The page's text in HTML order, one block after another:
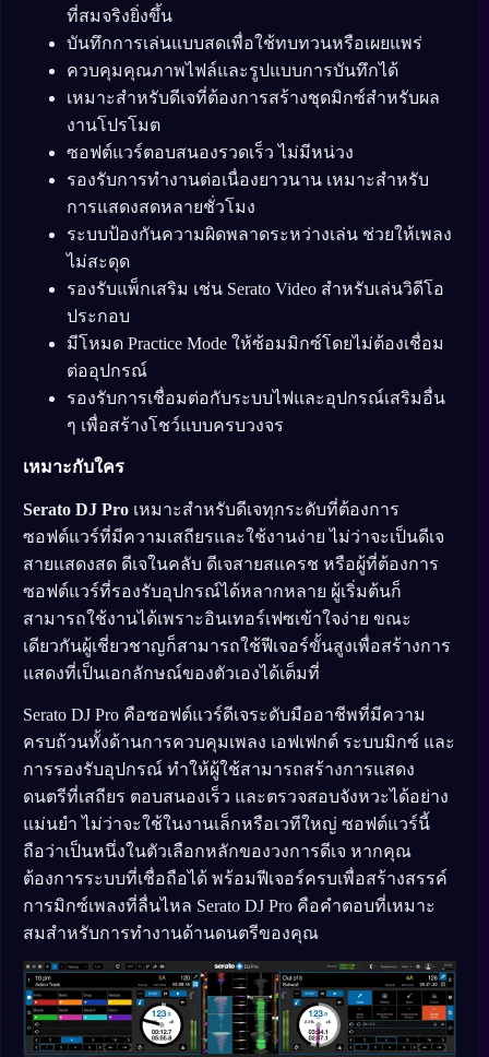
ที่สมจริงยิ่งขึ้น
บันทึกการเล่นแบบสดเพื่อใช้ทบทวนหรือเผยแพร่
ควบคุมคุณภาพไฟล์และรูปแบบการบันทึกได้
เหมาะสำหรับดีเจที่ต้องการสร้างชุดมิกซ์สำหรับผล
งานโปรโมต
ซอฟต์แวร์ตอบสนองรวดเร็ว ไม่มีหน่วง
รองรับการทำงานต่อเนื่องยาวนาน เหมาะสำหรับ
การแสดงสดหลายชั่วโมง
ระบบป้องกันความผิดพลาดระหว่างเล่น ช่วยให้เพลง
ไม่สะดุด
รองรับแพ็กเสริม เช่น Serato Video สำหรับเล่นวิดีโอ
ประกอบ
มีโหมด Practice Mode ให้ซ้อมมิกซ์โดยไม่ต้องเชื่อม
ต่ออุปกรณ์
รองรับการเชื่อมต่อกับระบบไฟและอุปกรณ์เสริมอื่น
ๆ เพื่อสร้างโชว์แบบครบวงจร
เหมาะกับใคร
Serato DJ Pro เหมาะสำหรับดีเจทุกระดับที่ต้องการ
ซอฟต์แวร์ที่มีความเสถียรและใช้งานง่าย ไม่ว่าจะเป็นดีเจ
สายแสดงสด ดีเจในคลับ ดีเจสายสแครช หรือผู้ที่ต้องการ
ซอฟต์แวร์ที่รองรับอุปกรณ์ได้หลากหลาย ผู้เริ่มต้นก็
สามารถใช้งานได้เพราะอินเทอร์เฟซเข้าใจง่าย ขณะ
เดียวกันผู้เชี่ยวชาญก็สามารถใช้ฟีเจอร์ขั้นสูงเพื่อสร้างการ
แสดงที่เป็นเอกลักษณ์ของตัวเองได้เต็มที่
Serato DJ Pro คือซอฟต์แวร์ดีเจระดับมืออาชีพที่มีความ
ครบถ้วนทั้งด้านการควบคุมเพลง เอฟเฟกต์ ระบบมิกซ์ และ
การรองรับอุปกรณ์ ทำให้ผู้ใช้สามารถสร้างการแสดง
ดนตรีที่เสถียร ตอบสนองเร็ว และตรวจสอบจังหวะได้อย่าง
แม่นยำ ไม่ว่าจะใช้ในงานเล็กหรือเวทีใหญ่ ซอฟต์แวร์นี้
ถือว่าเป็นหนึ่งในตัวเลือกหลักของวงการดีเจ หากคุณ
ต้องการระบบที่เชื่อถือได้ พร้อมฟีเจอร์ครบเพื่อสร้างสรรค์
การมิกซ์เพลงที่ลื่นไหล Serato DJ Pro คือคำตอบที่เหมาะ
สมสำหรับการทำงานด้านดนตรีของคุณ